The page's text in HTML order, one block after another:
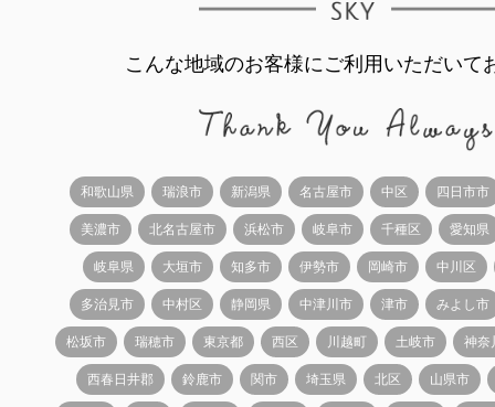
こんな地域のお客様にご利用いただいて
和歌山県 瑞浪市 新潟県 名古屋市 中区 四日市市
美濃市 北名古屋市 浜松市 岐阜市 千種区 愛知県
岐阜県 大垣市 知多市 伊勢市 岡崎市 中川区
多治見市 中村区 静岡県 中津川市 津市 みよし市
松坂市 瑞穂市 東京都 西区 川越町 土岐市 神奈
西春日井郡 鈴鹿市 関市 埼玉県 北区 山県市